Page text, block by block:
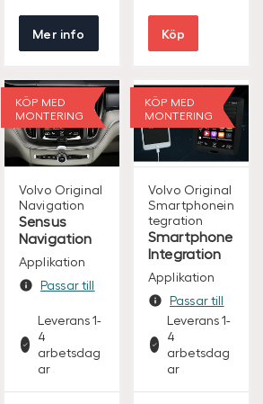
Mer info Köp
KÖP MED
MONTERING
Volvo Original
Navigation
Sensus
Navigation
Applikation
Passar till
Leverans 1-
4
arbetsdag
ar
KÖP MED
MONTERING
Volvo Original
Smartphonein
tegration
Smartphone
Integration
Applikation
Passar till
Leverans 1-
4
arbetsdag
ar